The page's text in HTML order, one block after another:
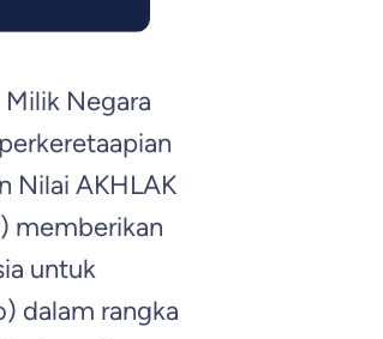
Milik Negara
Nilai AKHLAK
memberikan
untuk
dalam rangka